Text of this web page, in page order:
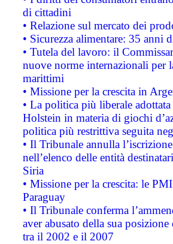
di cittadini
• Relazione sul mercato dei
• Sicurezza alimentare: 35 anni
• Tutela del lavoro: il
nuove norme internazionali per
marittimi
• Missione per la crescita in
• La politica più liberale
Holstein in materia di giochi
politica più restrittiva seguita
• Il Tribunale annulla
nell’elenco delle entità
Siria
• Missione per la crescita: le
Paraguay
• Il Tribunale conferma
aver abusato della sua
tra il 2002 e il 2007